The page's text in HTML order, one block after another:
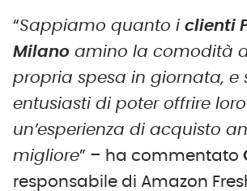
“Sappiamo quanto i clienti
Milano amino la comodità
propria spesa in giornata, e
entusiasti di poter offrire loro
un’esperienza di acquisto
migliore” – ha commentato
responsabile di Amazon